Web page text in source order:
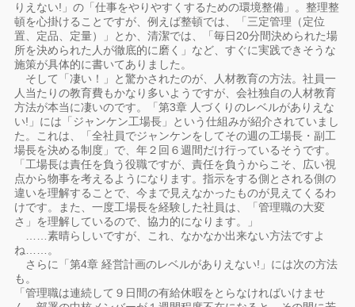
りえない!」の「仕事をやりやすくするための環境整備」。整理整
頓を心掛けることですが、例えば整頓では、「三定管理（定位
置、定品、定量）」とか、清潔では、「毎日20分間決められた場
所を決められた人が徹底的に磨く」など、すぐに実践できそうな
施策が具体的に書いてありました。
そして「凄い！」と驚かされたのが、人材教育の方法。社員一
人当たりの教育費もかなり多いようですが、会社独自の人材教育
方法が本当に凄いのです。「第3章 人づくりのレベルがありえな
い!」には「ジャンケン工場長」という仕組みが紹介されていまし
た。これは、「全社員でジャンケンをしてその週の工場長・副工
場長を決める制度」で、年２回６週間だけ行っているそうです。
「工場長は責任を負う役職ですが、責任を負うからこそ、広い視
点から物事を考えるようになります。指示をする側とされる側の
違いを理解することで、今まで見えなかったものが見えてくるわ
けです。また、一度工場長を経験した社員は、「管理職の大変
さ」を理解しているので、協力的になります。」
……素晴らしいですが、これ、なかなか出来ない方法ですよ
ね……。
さらに「第4章 経営計画のレベルがありえない!」には次の方法
も。
「管理職は連続して９日間の有給休暇をとらなければいけませ